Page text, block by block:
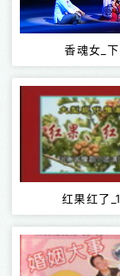
香魂女_下
红果红了_1